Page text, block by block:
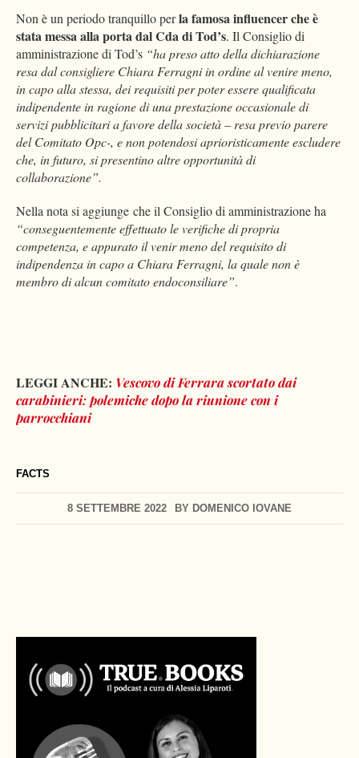
FACTS
8 SETTEMBRE 2022 BY DOMENICO IOVANE
Non è un periodo tranquillo perla famosa influencer che è
stata messa alla porta dal Cda di Tod’s. Il Consiglio di
amministrazione di Tod’s “ha preso atto della dichiarazione
resa dal consigliere Chiara Ferragni in ordine al venire meno,
in capo alla stessa, dei requisiti per poter essere qualificata
indipendente in ragione di una prestazione occasionale di
servizi pubblicitari a favore della società – resa previo parere
del Comitato Opc-, e non potendosi aprioristicamente escludere
che, in futuro, si presentino altre opportunità di
collaborazione”.
Nella nota si aggiunge che il Consiglio di amministrazione ha
“conseguentemente effettuato le verifiche di propria
competenza, e appurato il venir meno del requisito di
indipendenza in capo a Chiara Ferragni, la quale non è
membro di alcun comitato endoconsiliare”.
LEGGI ANCHE: Vescovo di Ferrara scortato dai
carabinieri: polemiche dopo la riunione con i
parrocchiani